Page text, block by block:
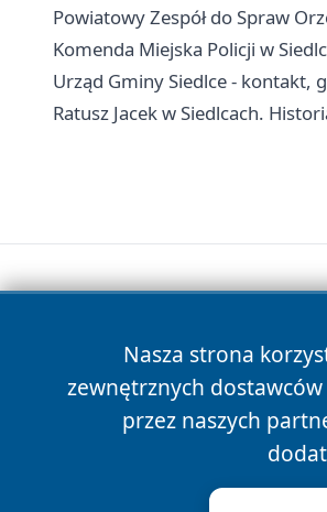
Powiatowy Zespół do Spraw
Komenda Miejska Policji w
Urząd Gminy Siedlce - kontakt,
Ratusz Jacek w Siedlcach.
Nasza strona
zewnętrznych
przez naszych